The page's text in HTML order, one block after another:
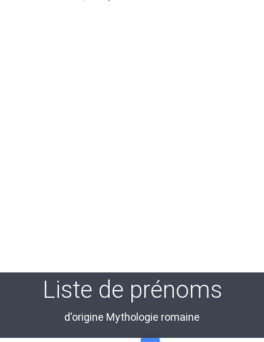
Liste de prénoms
d'origine Mythologie romaine